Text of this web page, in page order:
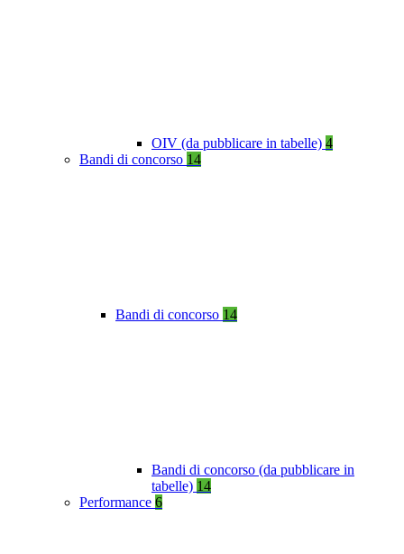
OIV (da pubblicare in tabelle) 4
Bandi di concorso 14
Bandi di concorso 14
Bandi di concorso (da pubblicare in
tabelle) 14
Performance 6